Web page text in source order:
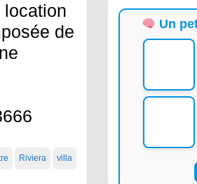
de
Riviera villa
Un